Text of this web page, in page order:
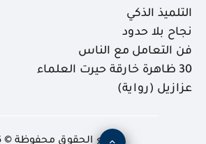
التلميذ الذكي
نجاح بلا حدود
فن التعامل مع الناس
30 ظاهرة خارقة حيرت العلماء
عزازيل (رواية)
جميع الحقوق محفوظة © 2026